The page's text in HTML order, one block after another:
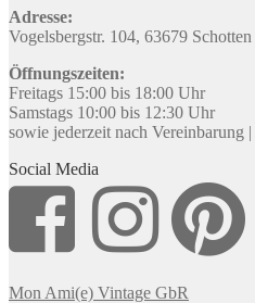
Adresse:
Vogelsbergstr. 104, 63679 Schotten
Öffnungszeiten:
Freitags 15:00 bis 18:00 Uhr
Samstags 10:00 bis 12:30 Uhr
sowie jederzeit nach Vereinbarung |
Social Media
Mon Ami(e) Vintage GbR